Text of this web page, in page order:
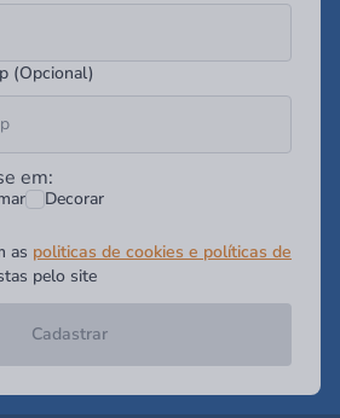
(Opcional)
em:
Decorar
as politicas de cookies e políticas de
pelo site
Cadastrar